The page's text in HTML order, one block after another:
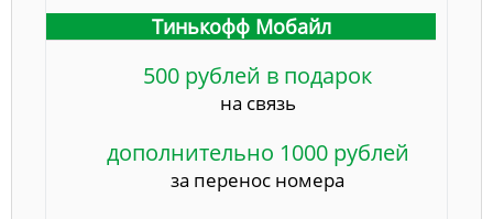
Тинькофф Мобайл
500 рублей в подарок
на связь
дополнительно 1000 рублей
за перенос номера